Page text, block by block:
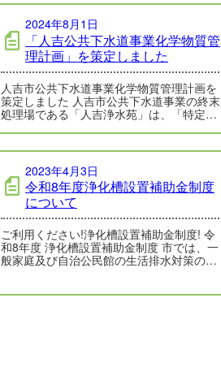
2024年8月1日
「人吉公共下水道事業化学物質管
理計画」を策定しました
人吉市公共下水道事業化学物質管理計画を
策定しました 人吉市公共下水道事業の終末
処理場である「人吉浄水苑」は、「特定化
2023年4月3日
令和8年度浄化槽設置補助金制度
について
ご利用ください!浄化槽設置補助金制度! 令
和8年度 浄化槽設置補助金制度 市では、一
般家庭及び自治公民館の生活排水対策のた